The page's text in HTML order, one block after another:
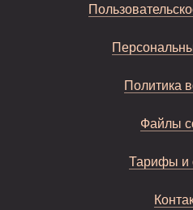
Политика
Файлы
Тарифы и